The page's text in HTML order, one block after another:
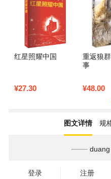
红星照耀中国
¥27.30
重返狼
事
¥48.00
图文详情 规
登录 注册